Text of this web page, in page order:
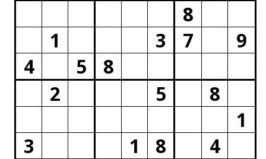
8
1
3 7
9
4
5
8
2
5
8
1
3
1 8 4